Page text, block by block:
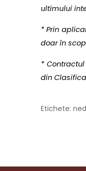
ultimului
* Prin
doar în
*
din
Etichete: